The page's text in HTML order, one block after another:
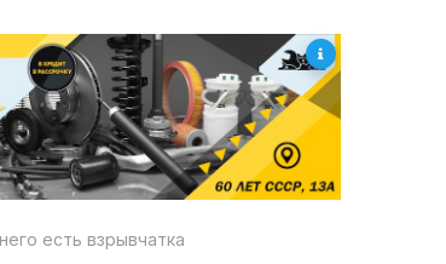
есть взрывчатка